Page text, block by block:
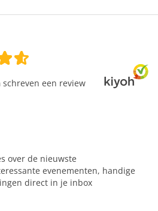
schreven een review
over de nieuwste
evenementen, handige
direct in je inbox